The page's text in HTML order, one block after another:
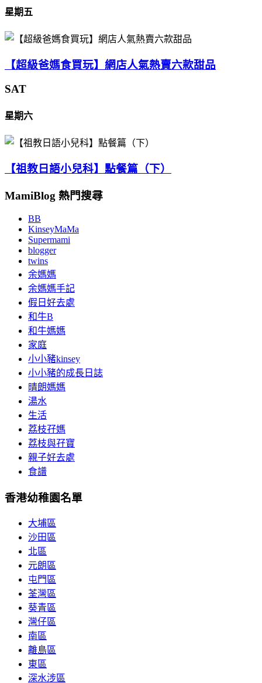
星期五
【超級爸媽食買玩】網店人氣熱賣六款甜品
SAT
星期六
【祖教日語小兒科】點餐篇（下）
MamiBlog 熱門搜尋
BB
KinseyMaMa
Supermami
blogger
twins
余媽媽
余媽媽手記
假日好去處
和牛B
和牛媽媽
家庭
小小豬kinsey
小小豬的成長日誌
晴朗媽媽
湯水
生活
荔枝孖媽
荔枝與孖寶
親子好去處
食譜
香港幼稚園名單
大埔區
沙田區
北區
元朗區
屯門區
荃灣區
葵青區
灣仔區
南區
離島區
東區
深水涉區